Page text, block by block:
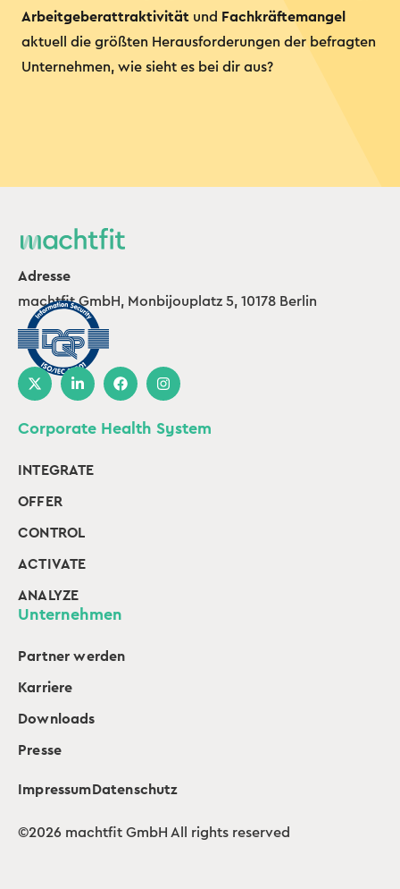
Arbeitgeberattraktivität und Fachkräftemangel
aktuell die größten Herausforderungen der befragten
Unternehmen, wie sieht es bei dir aus?
Adresse
machtfit GmbH, Monbijouplatz 5, 10178 Berlin
Corporate Health System
INTEGRATE
OFFER
CONTROL
ACTIVATE
ANALYZE
Unternehmen
Partner werden
Karriere
Downloads
Presse
©2026 machtfit GmbH All rights reserved
Impressum Datenschutz